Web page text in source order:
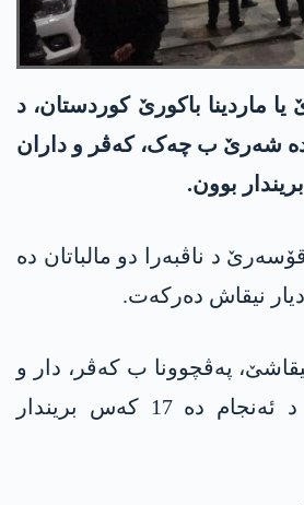
ماردینا باکورێ کوردستان، د
دە شەرێ ب چەک، کەڤر و داران
د ناڤبەرا دو مالباتان دە
نیقاش دەرکەت.
پەڤچوونا ب کەڤر، دار و
چەکان دەرکەت، د ئەنجام دە 17 کەس بریندار